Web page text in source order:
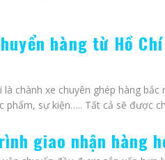
hàng từ Hồ
là chành xe chuyên ghép hàng
phẩm, sự kiện….. Tất cả sẽ được
giao nhận hàng